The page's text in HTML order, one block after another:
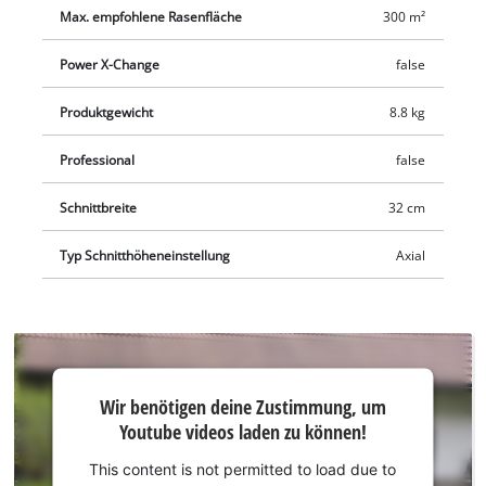
9,2 kg ist er besonders leicht und wendig. Die integrierte
Kabelzugentlastung sichert das Elektrokabel zuverlässig
gegen Beschädigung und unerwünschter Kabeltrennung
während des Mähens. Besonders einfach zu transportieren
und platzsparend zu verstauen ist dieser Mäher durch den
klappbaren Führungsholm aus Stahl und den integrierten
Max. empfohlene Rasenfläche 300 m²
Power X-Change false
Produktgewicht 8.8 kg
Professional false
Schnittbreite 32 cm
Typ Schnitthöheneinstellung Axial
Wir
benötigen
Zustimmung,
Wir benötigen deine Zustimmung, um
Youtube videos laden zu können!
This content is not permitted to load due to